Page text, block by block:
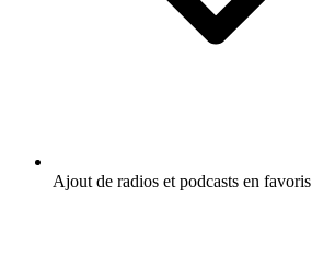
Ajout de radios et podcasts en favoris